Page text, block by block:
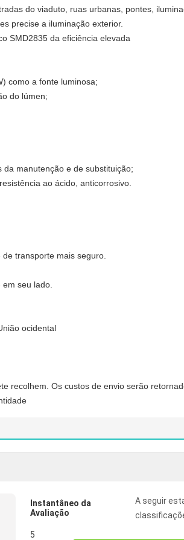
do viaduto, ruas urbanas, pontes,
precise a iluminação exterior.
como a fonte luminosa;
do lúmen;
manutenção e de substituição;
ao ácido, anticorrosivo.
transporte mais seguro.
seu lado.
ocidental
recolhem. Os custos de envio serão
Instantâneo da
Avaliação
A seguir
5